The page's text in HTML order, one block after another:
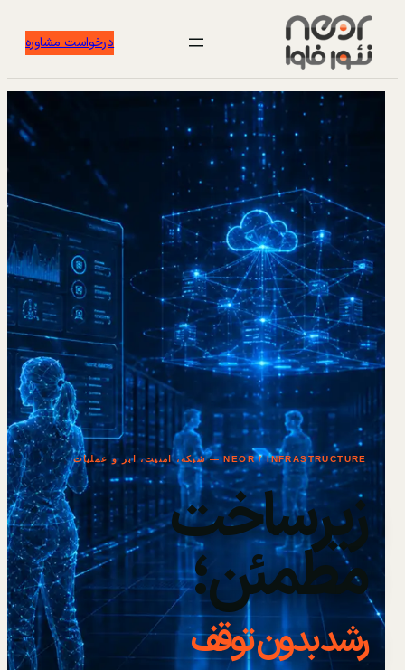
درخواست مشاوره
NEOR / INFRASTRUCTURE — شبکه، امنیت، ابر و عملیات
زیرساخت
مطمئن؛
رشد بدون توقف